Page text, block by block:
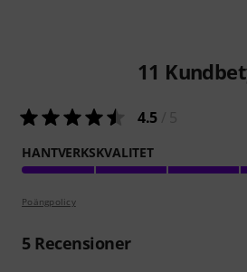
11
4.5
HANTVERKSKVALITET
Poängpolicy
5Recensioner